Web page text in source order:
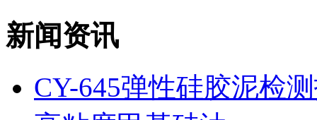
新闻资讯
CY-645弹性硅胶泥检